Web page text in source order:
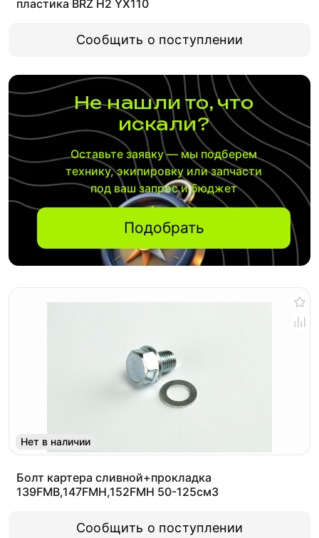
пластика BRZ H2 YX110
Сообщить о поступлении
Не нашли то, что
искали?
Оставьте заявку — мы подберем
технику, экипировку или запчасти
под ваш запрос и бюджет
Подобрать
Нет в наличии
Болт картера сливной+прокладка
139FMB,147FMH,152FMH 50-125см3
Сообщить о поступлении